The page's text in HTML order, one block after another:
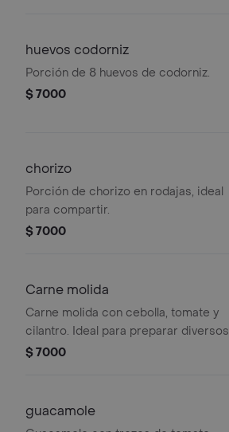
huevos codorniz
Porción de 8 huevos de codorniz.
$ 7000
chorizo
Porción de chorizo en rodajas, ideal
para compartir.
$ 7000
Carne molida
Carne molida con cebolla, tomate y
cilantro. Ideal para preparar diversos
platos.
$ 7000
guacamole